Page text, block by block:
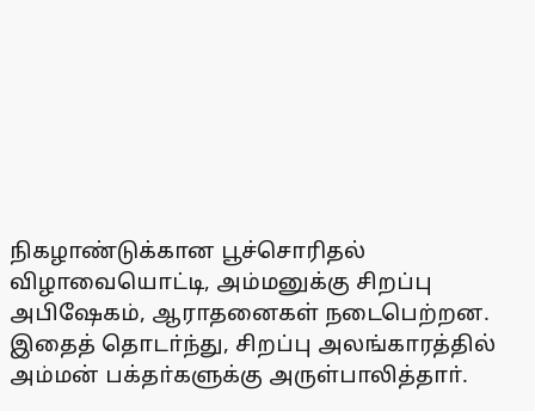
நிகழாண்டுக்கான பூச்சொரிதல்
விழாவையொட்டி, அம்மனுக்கு சிறப்பு
அபிஷேகம், ஆராதனைகள் நடைபெற்றன.
இதைத் தொடா்ந்து, சிறப்பு அலங்காரத்தில்
அம்மன் பக்தா்களுக்கு அருள்பாலித்தாா்.